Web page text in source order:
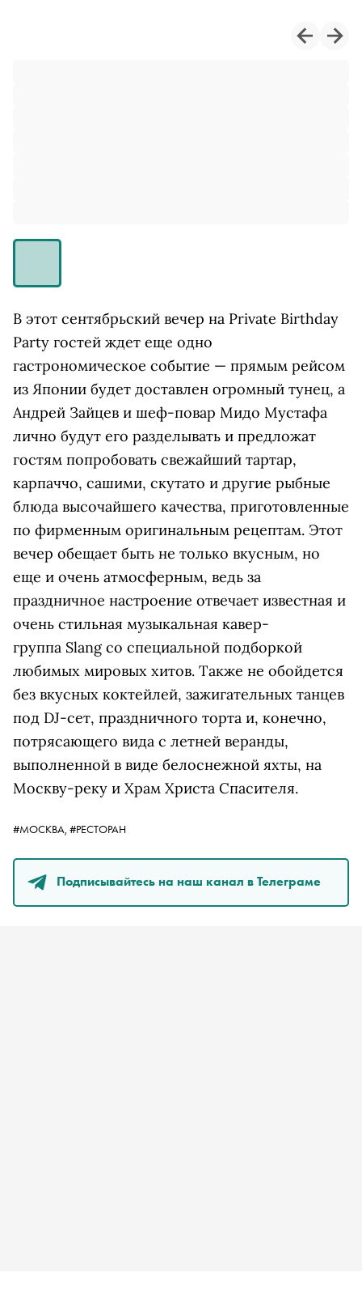
В этот сентябрьский вечер на Private Birthday
Party гостей ждет еще одно
гастрономическое событие — прямым рейсом
из Японии будет доставлен огромный тунец, а
Андрей Зайцев и шеф-повар Мидо Мустафа
лично будут его разделывать и предложат
гостям попробовать свежайший тартар,
карпаччо, сашими, скутато и другие рыбные
блюда высочайшего качества, приготовленные
по фирменным оригинальным рецептам. Этот
вечер обещает быть не только вкусным, но
еще и очень атмосферным, ведь за
праздничное настроение отвечает известная и
очень стильная музыкальная кавер-
группа Slang со специальной подборкой
любимых мировых хитов. Также не обойдется
без вкусных коктейлей, зажигательных танцев
под DJ-сет, праздничного торта и, конечно,
потрясающего вида с летней веранды,
выполненной в виде белоснежной яхты, на
Москву-реку и Храм Христа Спасителя.
#МОСКВА, #РЕСТОРАН
Подписывайтесь на наш канал в Телеграме